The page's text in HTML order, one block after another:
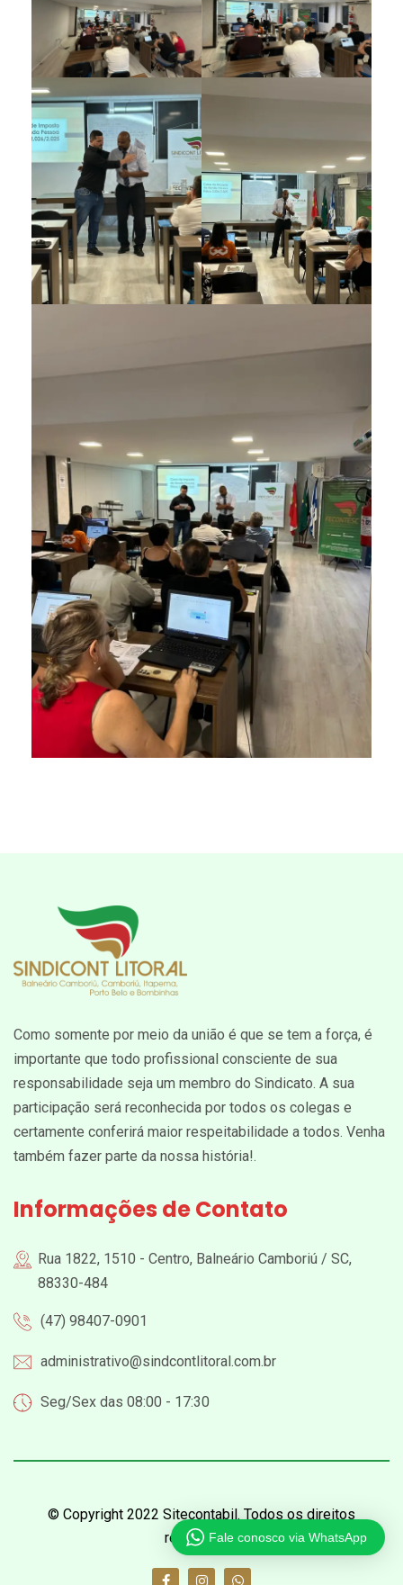
Como somente por meio da união é que se tem a força, é
importante que todo profissional consciente de sua
responsabilidade seja um membro do Sindicato. A sua
participação será reconhecida por todos os colegas e
certamente conferirá maior respeitabilidade a todos. Venha
também fazer parte da nossa história!.
Informações de Contato
Rua 1822, 1510 - Centro, Balneário Camboriú / SC,
88330-484
(47) 98407-0901
administrativo@sindcontlitoral.com.br
Seg/Sex das 08:00 - 17:30
© Copyright 2022 Sitecontabil. Todos os direitos
reservados.Fale conosco via WhatsApp